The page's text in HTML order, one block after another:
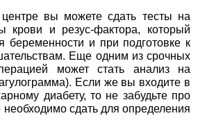
центре вы можете сдать тесты на
крови и резус-фактора, который
беременности и при подготовке к
Еще одним из срочных
может стать анализ на
Если же вы входите в
диабету, то не забудьте про
необходимо сдать для определения